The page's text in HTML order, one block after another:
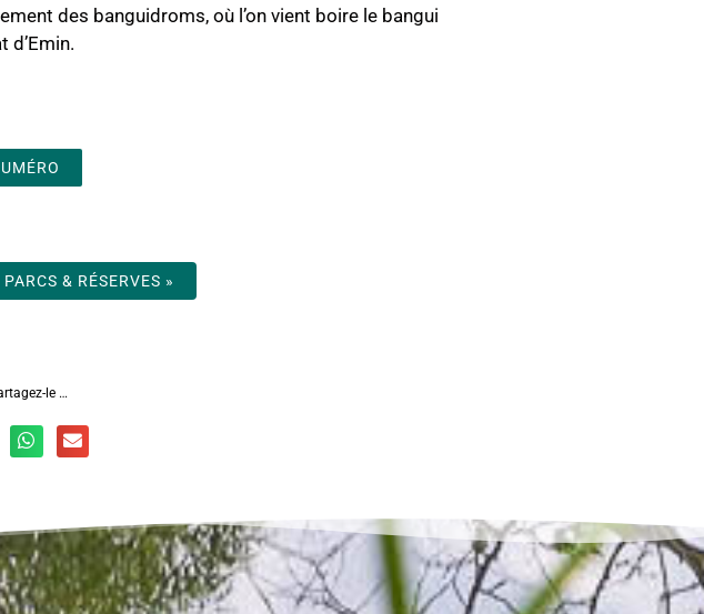
des banguidroms, où l’on vient boire le bangui
d’Emin.
& RÉSERVES »
le …